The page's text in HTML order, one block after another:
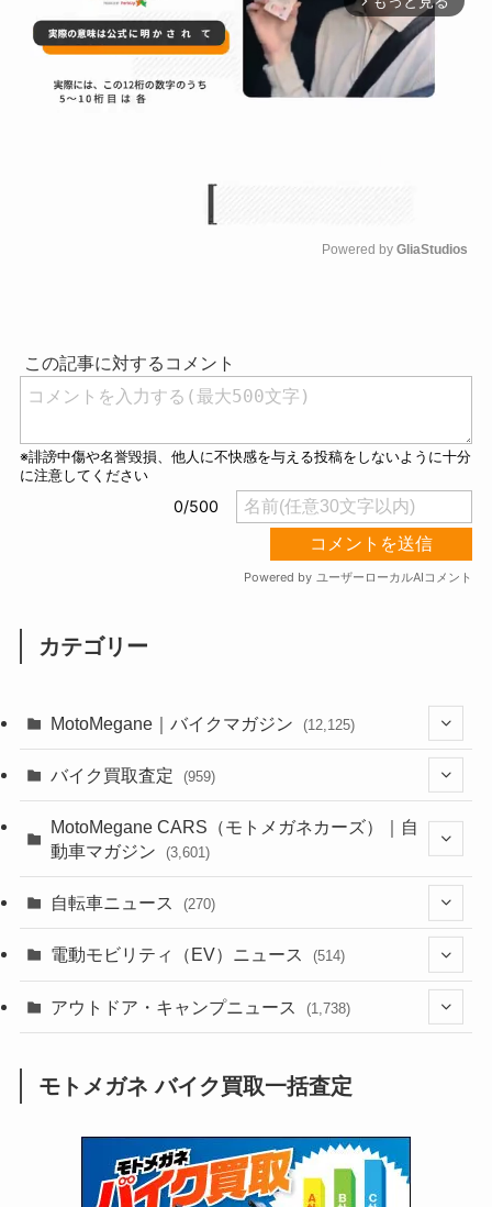
Powered by GliaStudios
カテゴリー
MotoMegane｜バイクマガジン (12,125)
(44)
(637)
(118)
(60)
(31)
(51)
(34)
(252)
(38)
(24)
(16)
(25)
(249)
(64)
(16)
(62)
(306)
(6,953)
(2,473)
(249)
(1,226)
(12)
(131)
(167)
(66)
(16)
(141)
(1,139)
(166)
(23)
(415)
バイク買取査定 (959)
(352)
MotoMegane CARS（モトメガネカーズ）｜自
動車マガジン
(3,601)
(185)
(137)
(72)
(2,742)
(126)
(170)
自転車ニュース (270)
(54)
(211)
電動モビリティ（EV）ニュース (514)
(132)
(171)
(118)
(27)
アウトドア・キャンプニュース (1,738)
(1,605)
(147)
モトメガネ バイク買取一括査定